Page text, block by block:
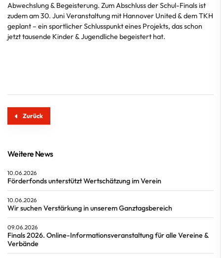
Abwechslung & Begeisterung. Zum Abschluss der Schul-Finals ist
zudem am 30. Juni Veranstaltung mit Hannover United & dem TKH
geplant – ein sportlicher Schlusspunkt eines Projekts, das schon
jetzt tausende Kinder & Jugendliche begeistert hat.
Zurück
Weitere News
10.06.2026
Förderfonds unterstützt Wertschätzung im Verein
10.06.2026
Wir suchen Verstärkung in unserem Ganztagsbereich
09.06.2026
Finals 2026. Online-Informationsveranstaltung für alle Vereine &
Verbände